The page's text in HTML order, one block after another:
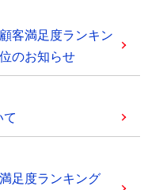
客満足度ランキン
のお知らせ
足度ランキング